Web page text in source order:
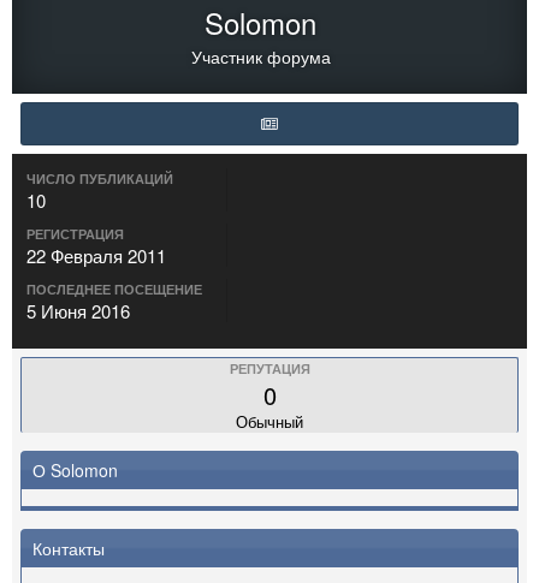
Solomon
Участник форума
ЧИСЛО ПУБЛИКАЦИЙ
10
РЕГИСТРАЦИЯ
22 Февраля 2011
ПОСЛЕДНЕЕ ПОСЕЩЕНИЕ
5 Июня 2016
РЕПУТАЦИЯ
0
Обычный
О Solomon
Контакты